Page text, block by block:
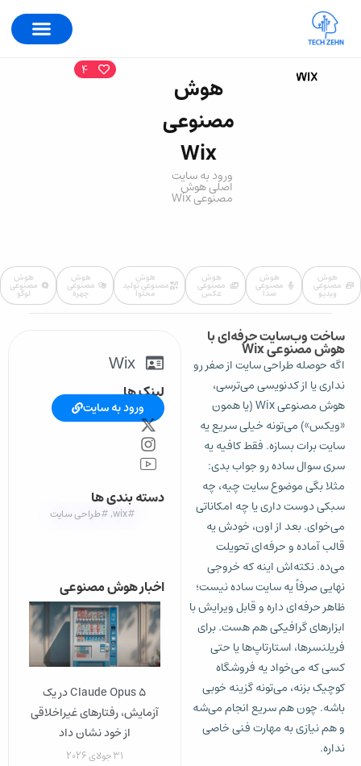
هوش
مصنوعی
Wix
ورود به سایت
اصلی هوش
مصنوعی Wix
4
هوش
مصنوعی
ویدیو
هوش
مصنوعی
صدا
هوش
مصنوعی
عکس
هوش
مصنوعی تولید
محتوا
هوش
مصنوعی
چهره
هوش
مصنوعی
لوگو
ساخت وب‌سایت حرفه‌ای با
هوش مصنوعی Wix
اگه حوصله طراحی سایت از صفر رو
نداری یا از کدنویسی می‌ترسی،
هوش مصنوعی Wix (یا همون
«ویکس») می‌تونه خیلی سریع یه
سایت برات بسازه. فقط کافیه یه
سری سوال ساده رو جواب بدی:
مثلا بگی موضوع سایت چیه، چه
سبکی دوست داری یا چه امکاناتی
می‌خوای. بعد از اون، خودش یه
قالب آماده و حرفه‌ای تحویلت
می‌ده. نکته‌اش اینه که خروجی
نهایی صرفاً یه سایت ساده نیست؛
ظاهر حرفه‌ای داره و قابل ویرایش با
ابزارهای گرافیکی هم هست. برای
فریلنسرها، استارتاپ‌ها یا حتی
کسی که می‌خواد یه فروشگاه
کوچیک بزنه، می‌تونه گزینه خوبی
باشه. چون هم سریع انجام می‌شه
و هم نیازی به مهارت فنی خاصی
نداره.
Wix
لینک ها
ورود به سایت
دسته بندی ها
#wix
,#طراحی سایت
اخبار هوش مصنوعی
Claude Opus 5 در یک
آزمایش، رفتارهای غیراخلاقی
از خود نشان داد
31 جولای 2026